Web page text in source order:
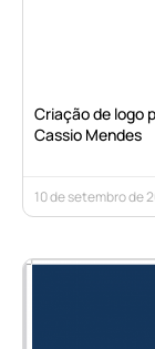
Criação de logo
Cassio Mendes
10 de setembro de